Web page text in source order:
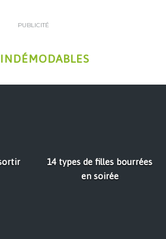
PUBLICITÉ
14 types de filles bourrées
en soirée